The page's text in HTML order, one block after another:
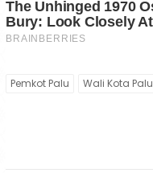
Pemkot Palu Wali Kota Palu